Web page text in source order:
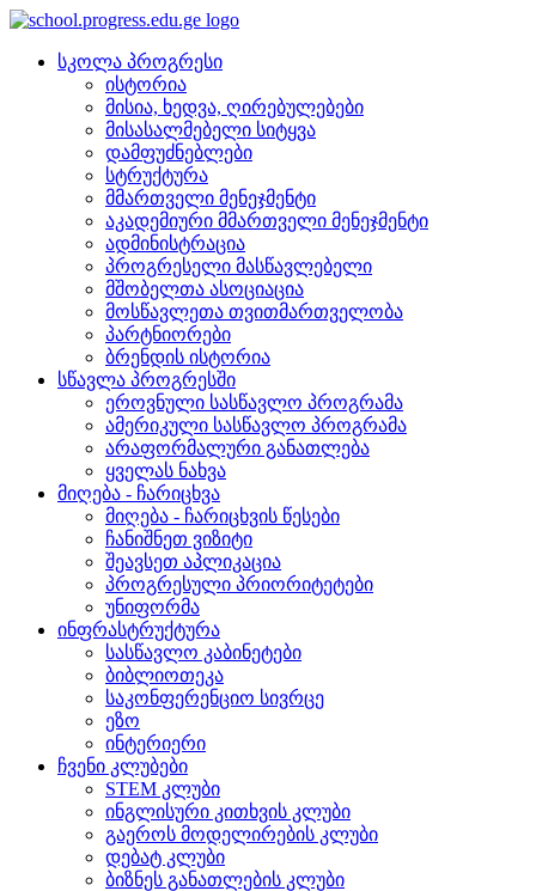
სკოლა პროგრესი
ისტორია
მისია, ხედვა, ღირებულებები
მისასალმებელი სიტყვა
დამფუძნებლები
სტრუქტურა
მმართველი მენეჯმენტი
აკადემიური მმართველი მენეჯმენტი
ადმინისტრაცია
პროგრესელი მასწავლებელი
მშობელთა ასოციაცია
მოსწავლეთა თვითმართველობა
პარტნიორები
ბრენდის ისტორია
სწავლა პროგრესში
ეროვნული სასწავლო პროგრამა
ამერიკული სასწავლო პროგრამა
არაფორმალური განათლება
ყველას ნახვა
მიღება - ჩარიცხვა
მიღება - ჩარიცხვის წესები
ჩანიშნეთ ვიზიტი
შეავსეთ აპლიკაცია
პროგრესული პრიორიტეტები
უნიფორმა
ინფრასტრუქტურა
სასწავლო კაბინეტები
ბიბლიოთეკა
საკონფერენციო სივრცე
ეზო
ინტერიერი
ჩვენი კლუბები
STEM კლუბი
ინგლისური კითხვის კლუბი
გაეროს მოდელირების კლუბი
დებატ კლუბი
ბიზნეს განათლების კლუბი